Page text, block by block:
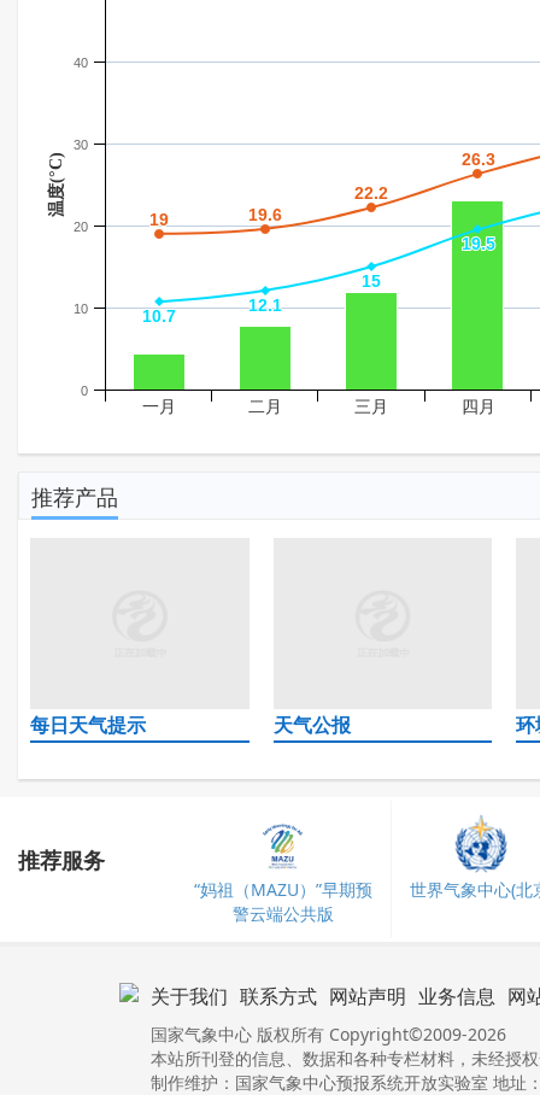
温度(°C)
19
19 19.6
19.6
22.2
22.2
26.3
26.3
10.7
10.7
12.1
12.1
15
15
19.5
19.5
一月 二月 三月 四月
0
10
20
30
40
推荐产品
每日天气提示 天气公报
推荐服务
“妈祖（MAZU）”早期预
警云端公共版
世界气象中心(北
关于我们 联系方式 网站声明 业务信息 网
国家气象中心 版权所有 Copyright©2009-2026
本站所刊登的信息、数据和各种专栏材料，未经授
制作维护：国家气象中心预报系统开放实验室 地址